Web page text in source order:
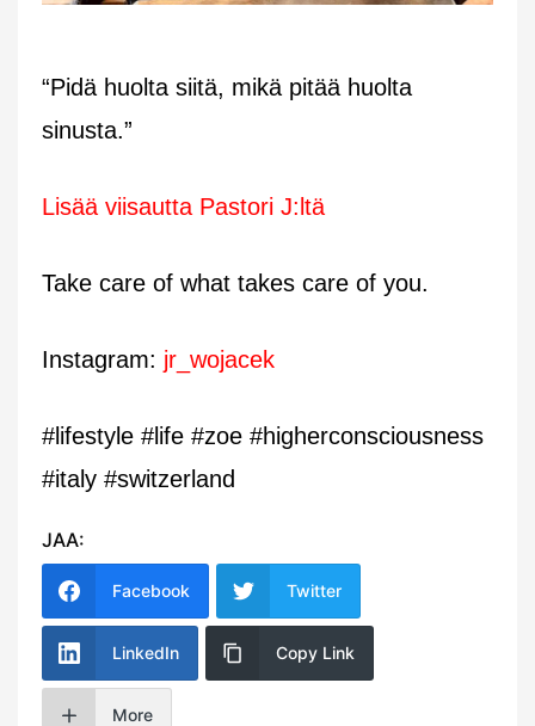
“Pidä huolta siitä, mikä pitää huolta
sinusta.”
Lisää viisautta Pastori J:ltä
Take care of what takes care of you.
Instagram: jr_wojacek
#lifestyle #life #zoe #higherconsciousness
#italy #switzerland
JAA:
Facebook Twitter
LinkedIn Copy Link
More